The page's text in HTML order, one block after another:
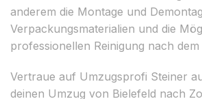
anderem die Montage und
Verpackungsmaterialien und die
professionellen Reinigung nach
Vertraue auf Umzugsprofi Steiner
deinen Umzug von Bielefeld nach